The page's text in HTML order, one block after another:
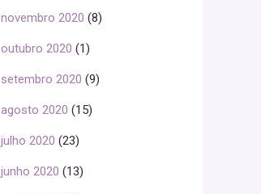
novembro 2020 (8)
outubro 2020 (1)
setembro 2020 (9)
agosto 2020 (15)
julho 2020 (23)
junho 2020 (13)